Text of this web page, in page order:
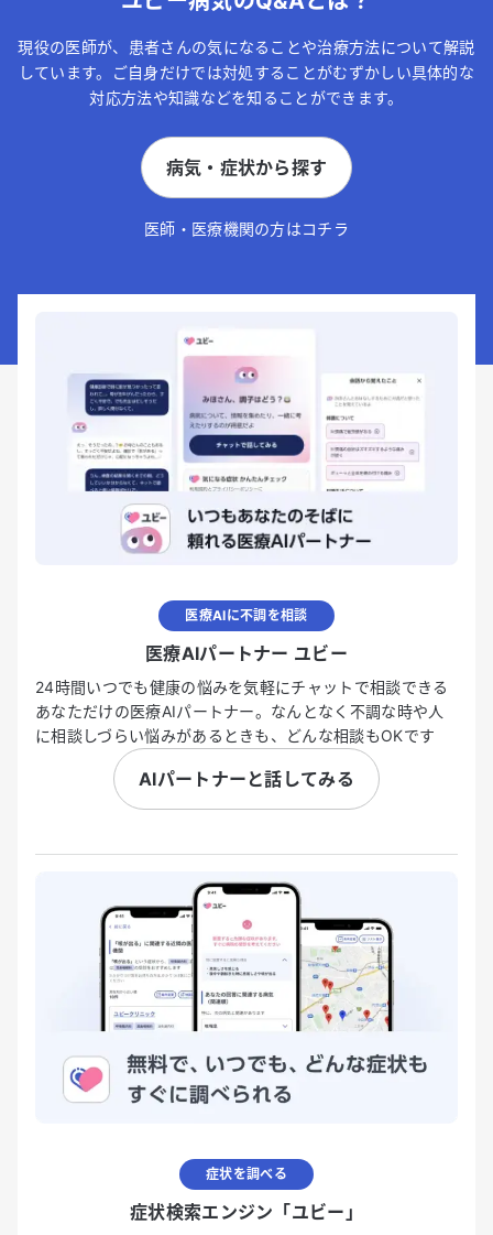
現役の医師が、患者さんの気になることや治療方法について解説
しています。ご自身だけでは対処することがむずかしい具体的な
対応方法や知識などを知ることができます。
病気・症状から探す
医師・医療機関の方はコチラ
医療AIに不調を相談
医療AIパートナー ユビー
24時間いつでも健康の悩みを気軽にチャットで相談できる
あなただけの医療AIパートナー。なんとなく不調な時や人
に相談しづらい悩みがあるときも、どんな相談もOKです
AIパートナーと話してみる
症状を調べる
症状検索エンジン「ユビー」